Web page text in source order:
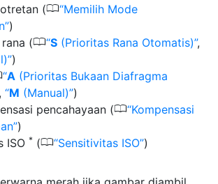
(0 Memilih Mode
)
(0 S (Prioritas Rana Otomatis) ,
)
A (Prioritas Bukaan Diafragma
M (Manual) )
pencahayaan (0 Kompensasi
)
ISO * (0 Sensitivitas ISO )